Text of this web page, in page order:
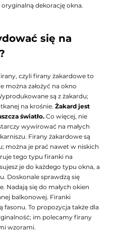
dekorację okna.
się na
czyli firany żakardowe to
można założyć na okno
są z żakardu;
na krośnie. Żakard jest
światło. Co więcej, nie
wywirować na małych
Firany żakardowe są
można je prać nawet w niskich
tego typu firanki na
je do każdego typu okna, a
Doskonale sprawdzą się
Nadają się do małych okien
balkonowej. Firanki
fasonu. To propozycja także dla
im polecamy firany
wzorami.